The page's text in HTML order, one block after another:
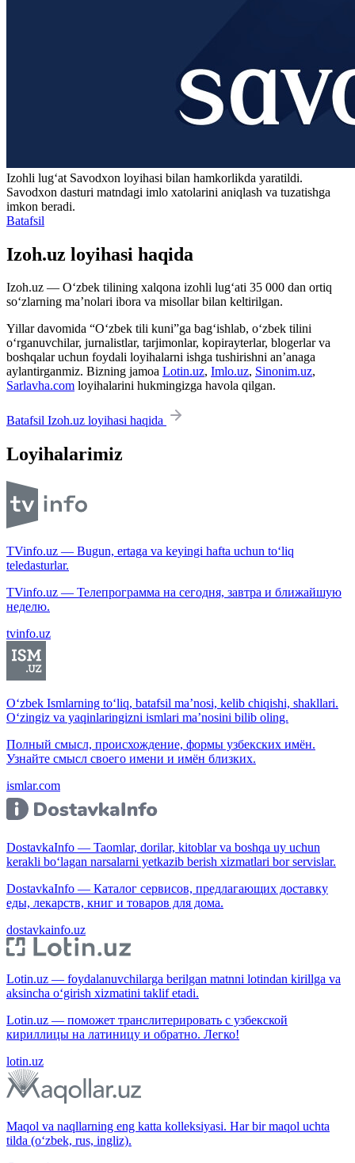
Izohli lugʻat Savodxon loyihasi bilan hamkorlikda yaratildi.
Savodxon dasturi matndagi imlo xatolarini aniqlash va tuzatishga
imkon beradi.
Batafsil
Izoh.uz loyihasi haqida
Izoh.uz — O‘zbek tilining xalqona izohli lug‘ati 35 000 dan ortiq
so‘zlarning ma’nolari ibora va misollar bilan keltirilgan.
Yillar davomida “O‘zbek tili kuni”ga bag‘ishlab, o‘zbek tilini
o‘rganuvchilar, jurnalistlar, tarjimonlar, kopirayterlar, blogerlar va
boshqalar uchun foydali loyihalarni ishga tushirishni an’anaga
aylantirganmiz. Bizning jamoa Lotin.uz, Imlo.uz, Sinonim.uz,
Sarlavha.com loyihalarini hukmingizga havola qilgan.
Batafsil Izoh.uz loyihasi haqida
Loyihalarimiz
TVinfo.uz — Bugun, ertaga va keyingi hafta uchun to‘liq
teledasturlar.
TVinfo.uz — Телепрограмма на сегодня, завтра и ближайшую
неделю.
tvinfo.uz
O‘zbek Ismlarning to‘liq, batafsil ma’nosi, kelib chiqishi, shakllari.
O‘zingiz va yaqinlaringizni ismlari ma’nosini bilib oling.
Полный смысл, происхождение, формы узбекских имён.
Узнайте смысл своего имени и имён близких.
ismlar.com
DostavkaInfo — Taomlar, dorilar, kitoblar va boshqa uy uchun
kerakli bo‘lagan narsalarni yetkazib berish xizmatlari bor servislar.
DostavkaInfo — Каталог сервисов, предлагающих доставку
еды, лекарств, книг и товаров для дома.
dostavkainfo.uz
Lotin.uz — foydalanuvchilarga berilgan matnni lotindan kirillga va
aksincha o‘girish xizmatini taklif etadi.
Lotin.uz — поможет транслитерировать с узбекской
кириллицы на латиницу и обратно. Легко!
lotin.uz
Maqol va naqllarning eng katta kolleksiyasi. Har bir maqol uchta
tilda (o‘zbek, rus, ingliz).